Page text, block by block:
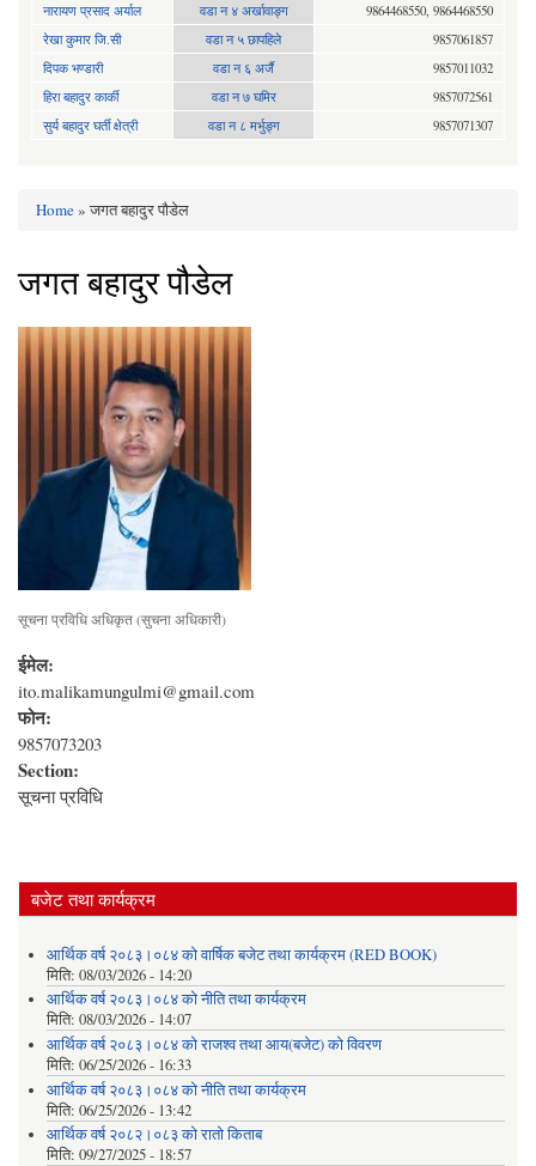
नारायण प्रसाद अर्याल
वडा न‍ ४ अर्खावाङ्ग
9864468550, 9864468550
रेखा कुमार जि.सी
वडा न ५ छापहिले
9857061857
दिपक भण्डारी
वडा न ६ अर्जै
9857011032
हिरा बहादुर कार्की
वडा न ७ घमिर
9857072561
सुर्य बहादुर घर्ती क्षेत्री
वडा न ८ मर्भुङ्ग 9857071307
Home» जगत बहादुर पौडेल
जगत बहादुर पौडेल
सूचना प्रविधि अधिकृत (सुचना अधिकारी)
ईमेल:
ito.malikamungulmi@gmail.com
फोन:
9857073203
Section:
सूचना प्रविधि
बजेट तथा कार्यक्रम
आर्थिक वर्ष २०८३।०८४ को वार्षिक बजेट तथा कार्यक्रम (RED BOOK)
मिति: 08/03/2026 - 14:20
आर्थिक वर्ष २०८३।०८४ को नीति तथा कार्यक्रम
मिति: 08/03/2026 - 14:07
आर्थिक वर्ष २०८३।०८४ को राजश्व तथा आय(बजेट) को विवरण
मिति: 06/25/2026 - 16:33
आर्थिक वर्ष २०८३।०८४ को नीति तथा कार्यक्रम
मिति: 06/25/2026 - 13:42
आर्थिक वर्ष २०८२।०८३ को रातो किताब
मिति: 09/27/2025 - 18:57